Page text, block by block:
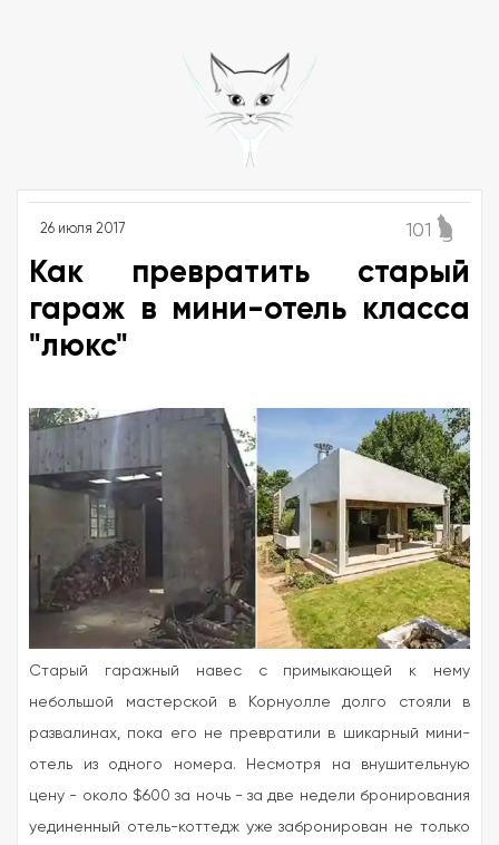
26 июля 2017 101
Как превратить старый
гараж в мини-отель класса
"люкс"
Старый гаражный навес с примыкающей к нему
небольшой мастерской в Корнуолле долго стояли в
развалинах, пока его не превратили в шикарный мини-
отель из одного номера. Несмотря на внушительную
цену - около $600 за ночь - за две недели бронирования
уединенный отель-коттедж уже забронирован не только